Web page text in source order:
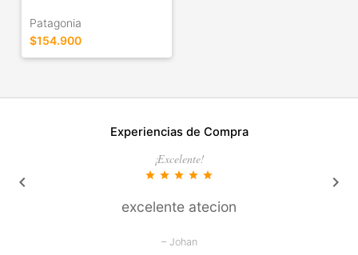
Patagonia
$154.900
Experiencias de Compra
¡Excelente!
star star star star star
excelente atecion
– Johan
keyboard_arrow_left keyboard_arrow_right